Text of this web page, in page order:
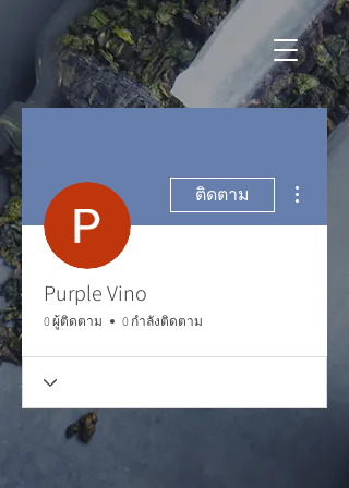
ติดตาม
Purple Vino
0 ผู้ติดตาม 0 กำลังติดตาม